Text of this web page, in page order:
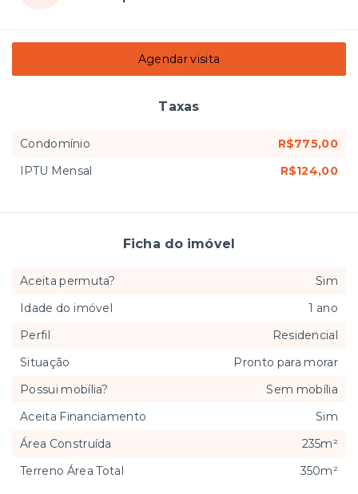
Agendar visita
Taxas
Condomínio
R$775,00
IPTU Mensal
R$124,00
Ficha do imóvel
Aceita permuta?
Sim
Idade do imóvel
1 ano
Perfil
Residencial
Situação
Pronto para morar
Possui mobília?
Sem mobília
Aceita Financiamento
Sim
Área Construída
235m²
Terreno Área Total
350m²